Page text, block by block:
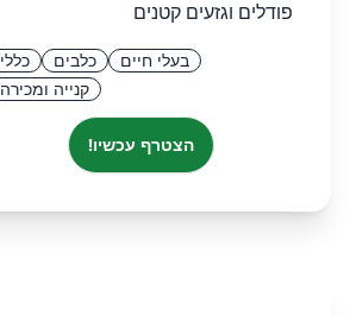
פודלים וגזעים קטנים
בעלי חיים כלבים
כללי
קנייה ומכירה
הצטרף עכשיו!